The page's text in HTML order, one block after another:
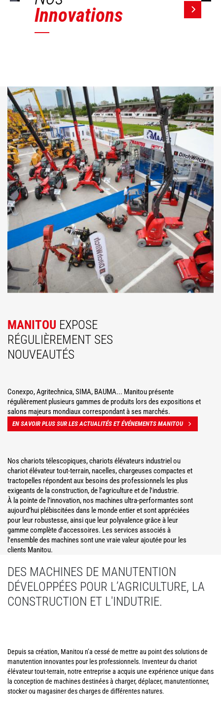
Innovations
MANITOU EXPOSE
RÉGULIÈREMENT SES
NOUVEAUTÉS
Conexpo, Agritechnica, SIMA, BAUMA... Manitou présente
régulièrement plusieurs gammes de produits lors des expositions et
salons majeurs mondiaux correspondant à ses marchés.
EN SAVOIR PLUS SUR LES ACTUALITÉS ET ÉVÉNEMENTS MANITOU
Nos chariots télescopiques, chariots élévateurs industriel ou
chariot élévateur tout-terrain, nacelles, chargeuses compactes et
tractopelles répondent aux besoins des professionnels les plus
exigeants de la construction, de l’agriculture et de l'industrie.
À la pointe de l’innovation, nos machines ultra-performantes sont
aujourd’hui plébiscitées dans le monde entier et sont appréciées
pour leur robustesse, ainsi que leur polyvalence grâce à leur
gamme complète d'accessoires. Les services associés à
l'ensemble des machines sont une vraie valeur ajoutée pour les
clients Manitou.
DES MACHINES DE MANUTENTION
DÉVELOPPÉES POUR L’AGRICULTURE, LA
CONSTRUCTION ET L'INDUTRIE.
Depuis sa création, Manitou n’a cessé de mettre au point des solutions de
manutention innovantes pour les professionnels. Inventeur du chariot
élévateur tout-terrain, notre entreprise a acquis une expérience unique dans
la conception de machines destinées à charger, déplacer, manutentionner,
stocker ou magasiner des charges de différentes natures.